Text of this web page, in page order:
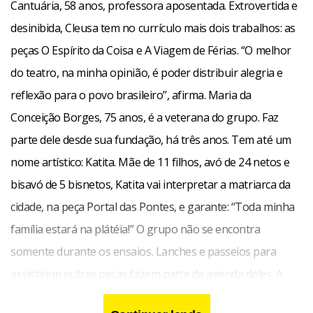
Cantuária, 58 anos, professora aposentada. Extrovertida e
desinibida, Cleusa tem no currículo mais dois trabalhos: as
peças O Espírito da Coisa e A Viagem de Férias. “O melhor
do teatro, na minha opinião, é poder distribuir alegria e
reflexão para o povo brasileiro”, afirma. Maria da
Conceição Borges, 75 anos, é a veterana do grupo. Faz
parte dele desde sua fundação, há três anos. Tem até um
nome artístico: Katita. Mãe de 11 filhos, avó de 24 netos e
bisavó de 5 bisnetos, Katita vai interpretar a matriarca da
cidade, na peça Portal das Pontes, e garante: “Toda minha
família estará na plátéia!” O grupo não se encontra
somente durante os ensaios. Lanches e passeios para
assistirem outras peças fazem parte da agenda deles. A
última confraternização foi na casa de Suzana de Cunto,